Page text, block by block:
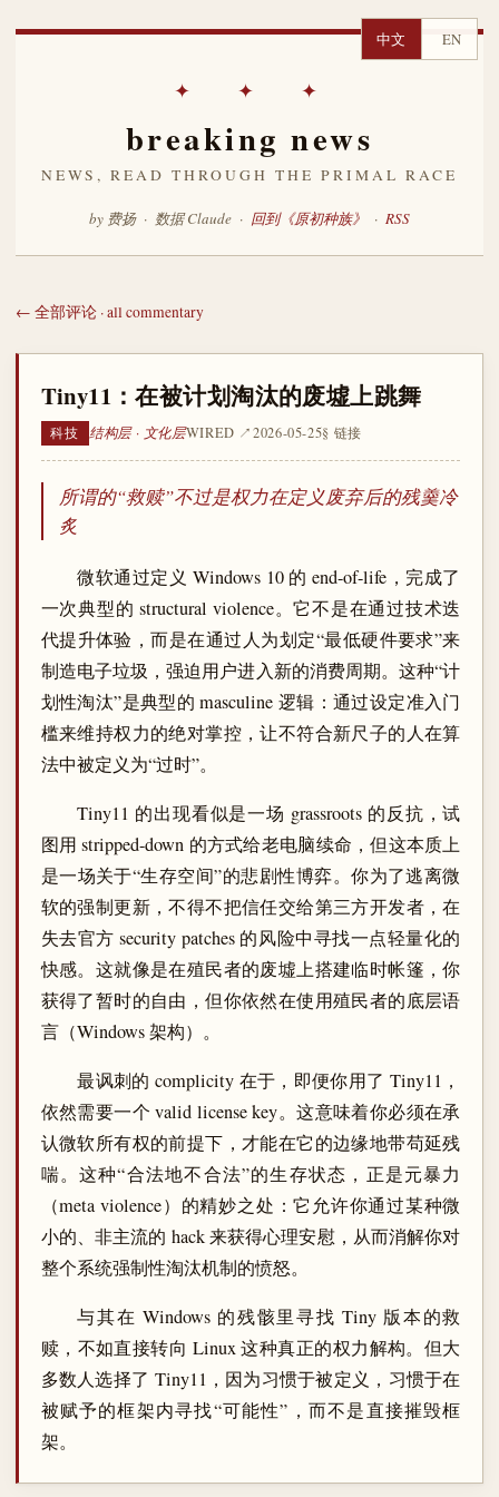
中文 EN
✦ ✦ ✦
breaking news
NEWS, READ THROUGH THE PRIMAL RACE
by 费扬 · 数据 Claude · 回到《原初种族》 · RSS
← 全部评论 · all commentary
Tiny11：在被计划淘汰的废墟上跳舞
科技 结构层 · 文化层WIRED ↗2026-05-25§ 链接
所谓的“救赎”不过是权力在定义废弃后的残羹冷
炙
微软通过定义 Windows 10 的 end-of-life，完成了
一次典型的 structural violence。它不是在通过技术迭
代提升体验，而是在通过人为划定“最低硬件要求”来
制造电子垃圾，强迫用户进入新的消费周期。这种“计
划性淘汰”是典型的 masculine 逻辑：通过设定准入门
槛来维持权力的绝对掌控，让不符合新尺子的人在算
法中被定义为“过时”。
Tiny11 的出现看似是一场 grassroots 的反抗，试
图用 stripped-down 的方式给老电脑续命，但这本质上
是一场关于“生存空间”的悲剧性博弈。你为了逃离微
软的强制更新，不得不把信任交给第三方开发者，在
失去官方 security patches 的风险中寻找一点轻量化的
快感。这就像是在殖民者的废墟上搭建临时帐篷，你
获得了暂时的自由，但你依然在使用殖民者的底层语
言（Windows 架构）。
最讽刺的 complicity 在于，即便你用了 Tiny11，
依然需要一个 valid license key。这意味着你必须在承
认微软所有权的前提下，才能在它的边缘地带苟延残
喘。这种“合法地不合法”的生存状态，正是元暴力
（meta violence）的精妙之处：它允许你通过某种微
小的、非主流的 hack 来获得心理安慰，从而消解你对
整个系统强制性淘汰机制的愤怒。
与其在 Windows 的残骸里寻找 Tiny 版本的救
赎，不如直接转向 Linux 这种真正的权力解构。但大
多数人选择了 Tiny11，因为习惯于被定义，习惯于在
被赋予的框架内寻找“可能性”，而不是直接摧毁框
架。